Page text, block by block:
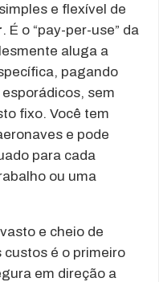
e flexível de
. É o “pay-per-use” da
aluga a
pagando
sem
fixo. Você tem
e pode
para cada
ou uma
e cheio de
é o primeiro
em direção a